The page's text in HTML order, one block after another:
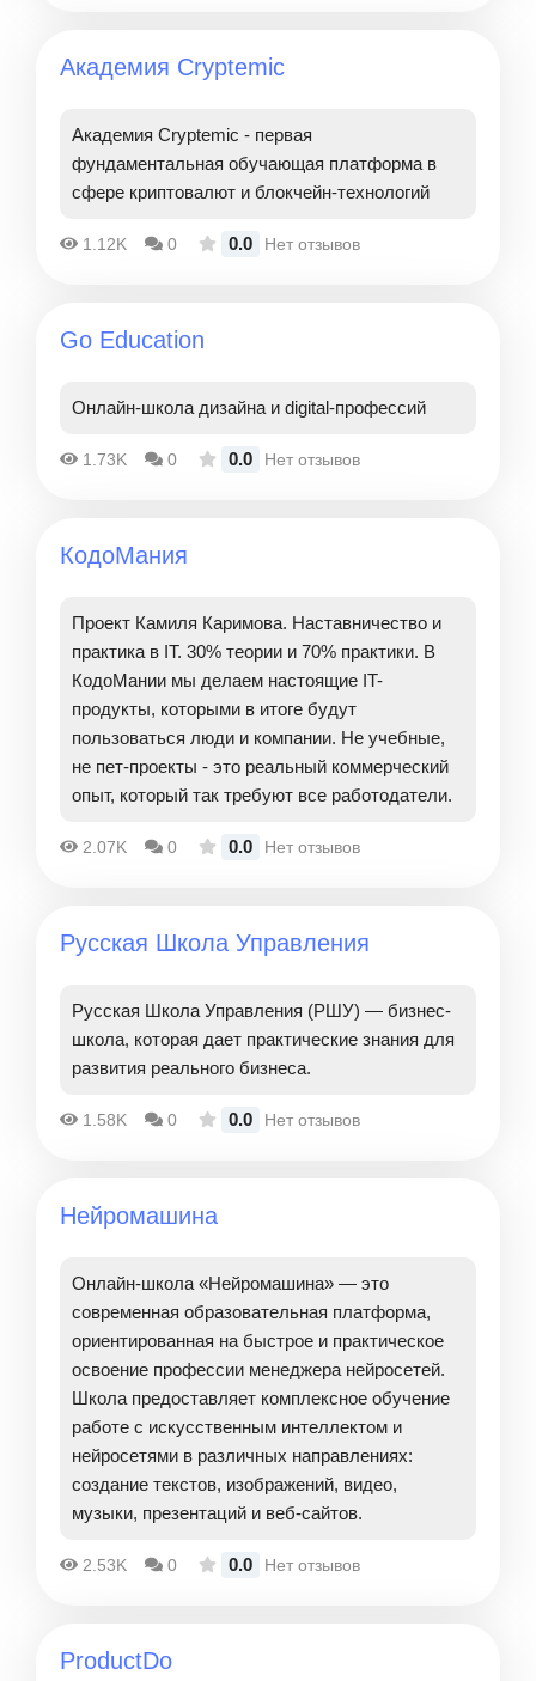
Академия Cryptemic
Академия Cryptemic - первая
фундаментальная обучающая платформа в
сфере криптовалют и блокчейн-технологий
1.12K 0 0.0 Нет отзывов
Go Education
Онлайн-школа дизайна и digital-профессий
1.73K 0 0.0 Нет отзывов
КодоМания
Проект Камиля Каримова. Наставничество и
практика в IT. 30% теории и 70% практики. В
КодоМании мы делаем настоящие IT-
продукты, которыми в итоге будут
пользоваться люди и компании. Не учебные,
не пет-проекты - это реальный коммерческий
опыт, который так требуют все работодатели.
2.07K 0 0.0 Нет отзывов
Русская Школа Управления
Русская Школа Управления (РШУ) — бизнес-
школа, которая дает практические знания для
развития реального бизнеса.
1.58K 0 0.0 Нет отзывов
Нейромашина
Онлайн-школа «Нейромашина» — это
современная образовательная платформа,
ориентированная на быстрое и практическое
освоение профессии менеджера нейросетей.
Школа предоставляет комплексное обучение
работе с искусственным интеллектом и
нейросетями в различных направлениях:
создание текстов, изображений, видео,
музыки, презентаций и веб-сайтов.
2.53K 0 0.0 Нет отзывов
ProductDo